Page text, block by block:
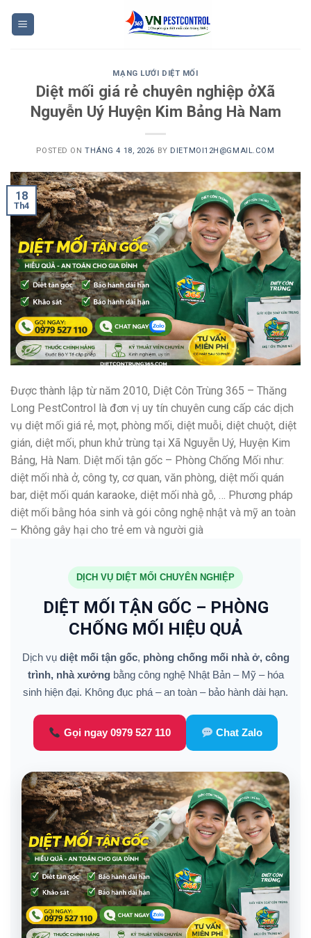
MẠNG LƯỚI DIỆT MỐI
Diệt mối giá rẻ chuyên nghiệp ởXã
Nguyễn Uý Huyện Kim Bảng Hà Nam
POSTED ONTHÁNG 4 18, 2026 BY DIETMOI12H@GMAIL.COM
18
Th4
Được thành lập từ năm 2010, Diệt Côn Trùng 365 – Thăng
Long PestControl là đơn vị uy tín chuyên cung cấp các dịch
vụ diệt mối giá rẻ, mọt, phòng mối, diệt muỗi, diệt chuột, diệt
gián, diệt mối, phun khử trùng tại Xã Nguyễn Uý, Huyện Kim
Bảng, Hà Nam. Diệt mối tận gốc – Phòng Chống Mối như:
diệt mối nhà ở, công ty, cơ quan, văn phòng, diệt mối quán
bar, diệt mối quán karaoke, diệt mối nhà gỗ, … Phương pháp
diệt mối bằng hóa sinh và gói công nghệ nhật và mỹ an toàn
– Không gây hại cho trẻ em và người già
DỊCH VỤ DIỆT MỐI CHUYÊN NGHIỆP
DIỆT MỐI TẬN GỐC – PHÒNG
CHỐNG MỐI HIỆU QUẢ
Dịch vụ diệt mối tận gốc, phòng chống mối nhà ở, công
trình, nhà xưởngbằng công nghệ Nhật Bản – Mỹ – hóa
sinh hiện đại. Không đục phá – an toàn – bảo hành dài hạn.
Gọi ngay 0979 527 110 Chat Zalo